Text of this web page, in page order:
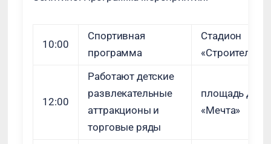
10:00
Спортивная
программа
Стадион
«Строитель»
12:00
Работают детские
развлекательные
аттракционы и
торговые ряды
площадь ДК
«Мечта»